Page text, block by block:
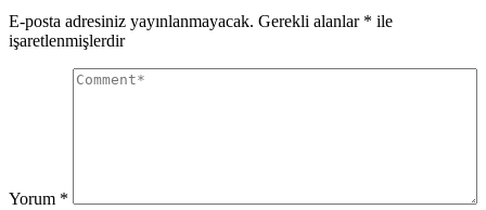
E-posta adresiniz yayınlanmayacak. Gerekli alanlar * ile
işaretlenmişlerdir
Yorum *